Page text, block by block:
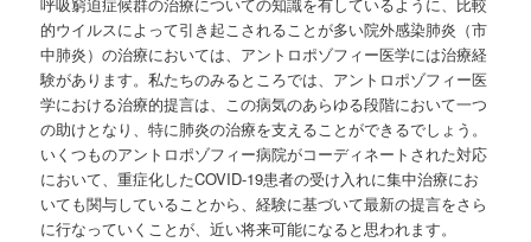
呼吸窮迫症候群の治療についての知識を有しているように、比較
的ウイルスによって引き起こされることが多い院外感染肺炎（市
中肺炎）の治療においては、アントロポゾフィー医学には治療経
験があります。私たちのみるところでは、アントロポゾフィー医
学における治療的提言は、この病気のあらゆる段階において一つ
の助けとなり、特に肺炎の治療を支えることができるでしょう。
いくつものアントロポゾフィー病院がコーディネートされた対応
において、重症化したCOVID-19患者の受け入れに集中治療にお
いても関与していることから、経験に基づいて最新の提言をさら
に行なっていくことが、近い将来可能になると思われます。